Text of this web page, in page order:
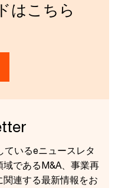
はこちら
ているeニュースレタ
であるM&A、事業再
連する最新情報をお